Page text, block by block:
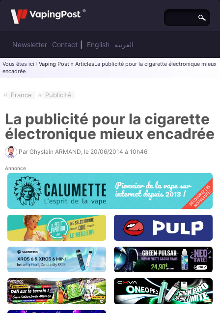
Newsletter Contact English العربية
Vous êtes ici : Vaping Post » ArticlesLa publicité pour la cigarette électronique mieux
encadrée
# France # Publicité
La publicité pour la cigarette
électronique mieux encadrée
Par Ghyslain ARMAND , le 20/06/2014 à 10h46
Annonce